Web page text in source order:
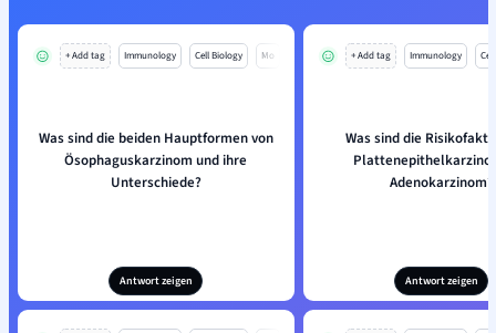
+ Add tag Immunology Cell Biology Mo
Was sind die beiden Hauptformen von
Ösophaguskarzinom und ihre
Unterschiede?
Antwort zeigen
+ Add tag Immunology
Was sind die
Adenokarzinom?
Antwort zeigen